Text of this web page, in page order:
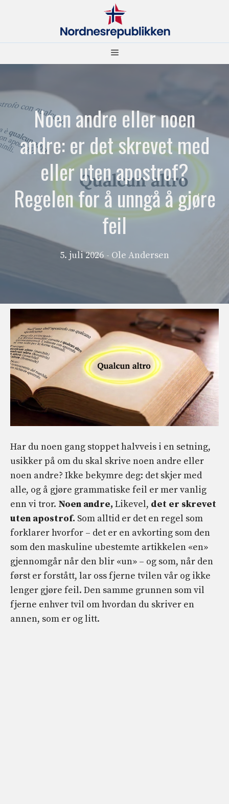
Meny
Noen andre eller noen
andre: er det skrevet med
eller uten apostrof?
Regelen for å unngå å gjøre
feil
5. juli 2026 - Ole Andersen
Har du noen gang stoppet halvveis i en setning,
usikker på om du skal skrive noen andre eller
noen andre? Ikke bekymre deg: det skjer med
alle, og å gjøre grammatiske feil er mer vanlig
enn vi tror. Noen andre, Likevel, det er skrevet
uten apostrof. Som alltid er det en regel som
forklarer hvorfor – det er en avkorting som den
som den maskuline ubestemte artikkelen «en»
gjennomgår når den blir «un» – og som, når den
først er forstått, lar oss fjerne tvilen vår og ikke
lenger gjøre feil. Den samme grunnen som vil
fjerne enhver tvil om hvordan du skriver en
annen, som er og litt.